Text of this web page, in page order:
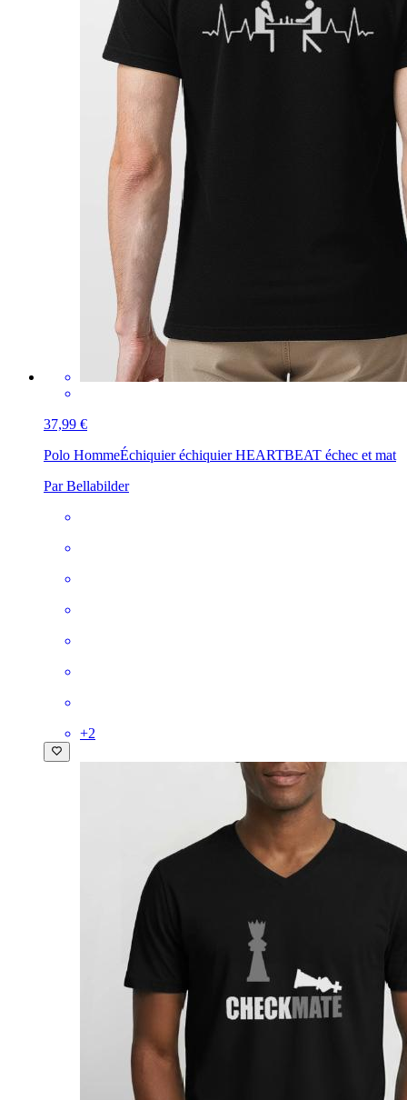
37,99 €
Polo HommeÉchiquier échiquier HEARTBEAT échec et mat
Par Bellabilder
+2